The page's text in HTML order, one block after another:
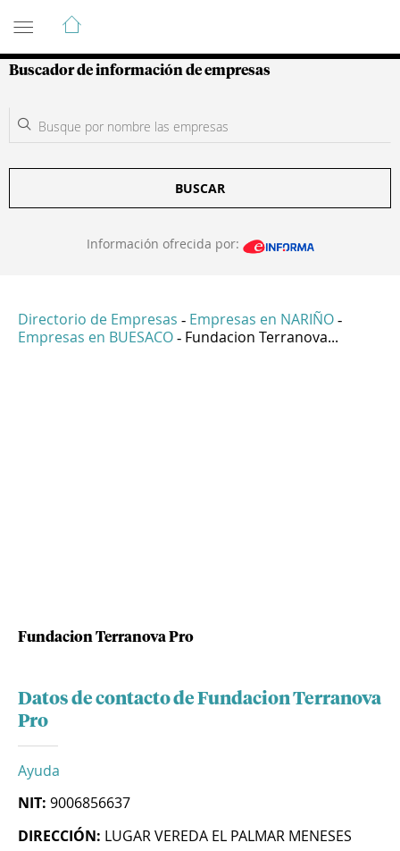
Guía de Empresas Colombianas
Buscador de información de empresas
BUSCAR
Información ofrecida por:
Directorio de Empresas - Empresas en NARIÑO -
Empresas en BUESACO - Fundacion Terranova...
Fundacion Terranova Pro
Datos de contacto de Fundacion Terranova
Pro
Ayuda
NIT: 9006856637
DIRECCIÓN: LUGAR VEREDA EL PALMAR MENESES